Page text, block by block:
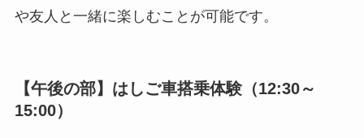
や友人と一緒に楽しむことが可能です。
【午後の部】はしご車搭乗体験（12:30～
15:00）